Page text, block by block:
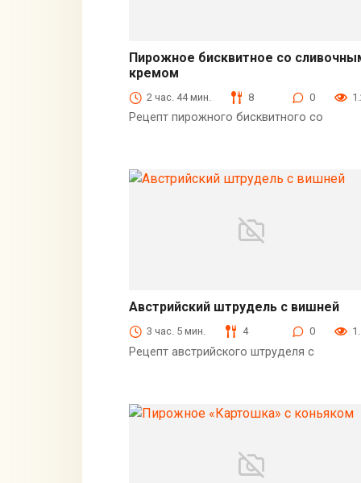
Десерты
Пирожное бисквитное со
кремом
2 час. 44 мин. 8 0
Рецепт пирожного бисквитного со
Австрийский штрудель с вишней
3 час. 5 мин. 4 0
Рецепт австрийского штруделя с